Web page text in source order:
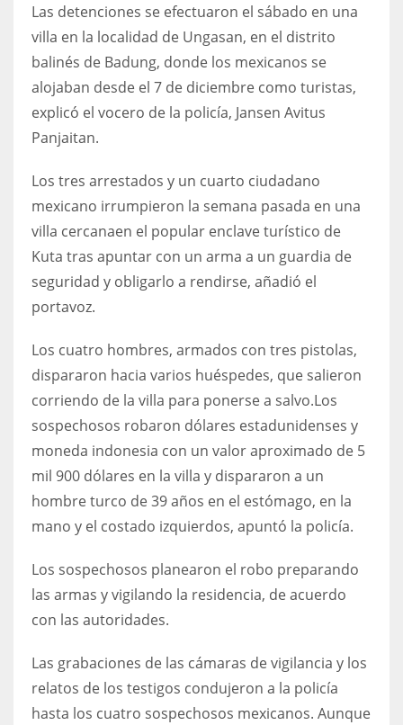
Las detenciones se efectuaron el sábado en una
villa en la localidad de Ungasan, en el distrito
balinés de Badung, donde los mexicanos se
alojaban desde el 7 de diciembre como turistas,
explicó el vocero de la policía, Jansen Avitus
Panjaitan.
Los tres arrestados y un cuarto ciudadano
mexicano irrumpieron la semana pasada en una
villa cercanaen el popular enclave turístico de
Kuta tras apuntar con un arma a un guardia de
seguridad y obligarlo a rendirse, añadió el
portavoz.
Los cuatro hombres, armados con tres pistolas,
dispararon hacia varios huéspedes, que salieron
corriendo de la villa para ponerse a salvo.Los
sospechosos robaron dólares estadunidenses y
moneda indonesia con un valor aproximado de 5
mil 900 dólares en la villa y dispararon a un
hombre turco de 39 años en el estómago, en la
mano y el costado izquierdos, apuntó la policía.
Los sospechosos planearon el robo preparando
las armas y vigilando la residencia, de acuerdo
con las autoridades.
Las grabaciones de las cámaras de vigilancia y los
relatos de los testigos condujeron a la policía
hasta los cuatro sospechosos mexicanos. Aunque